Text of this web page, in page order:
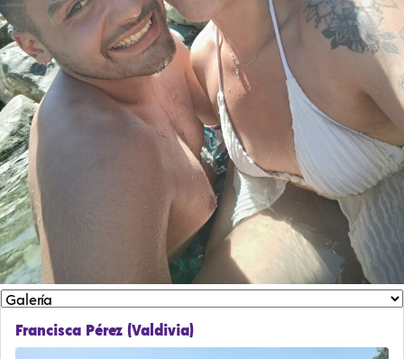
Francisca Pérez (Valdivia)